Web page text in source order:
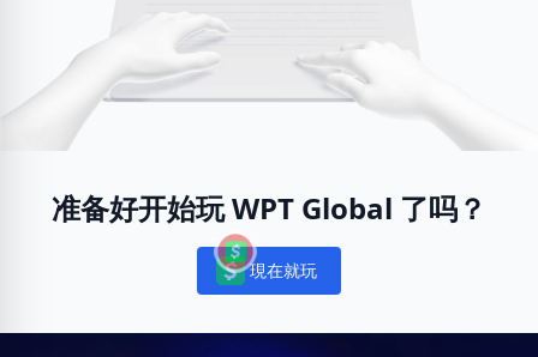
准备好开始玩 WPT Global 了吗？
Notifications
現在就玩